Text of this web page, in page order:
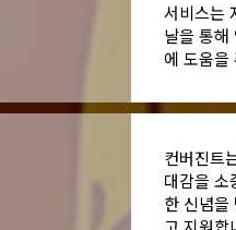
서비스는
날을 통해
에 도움을
컨버진트
대감을 소
한 신념을